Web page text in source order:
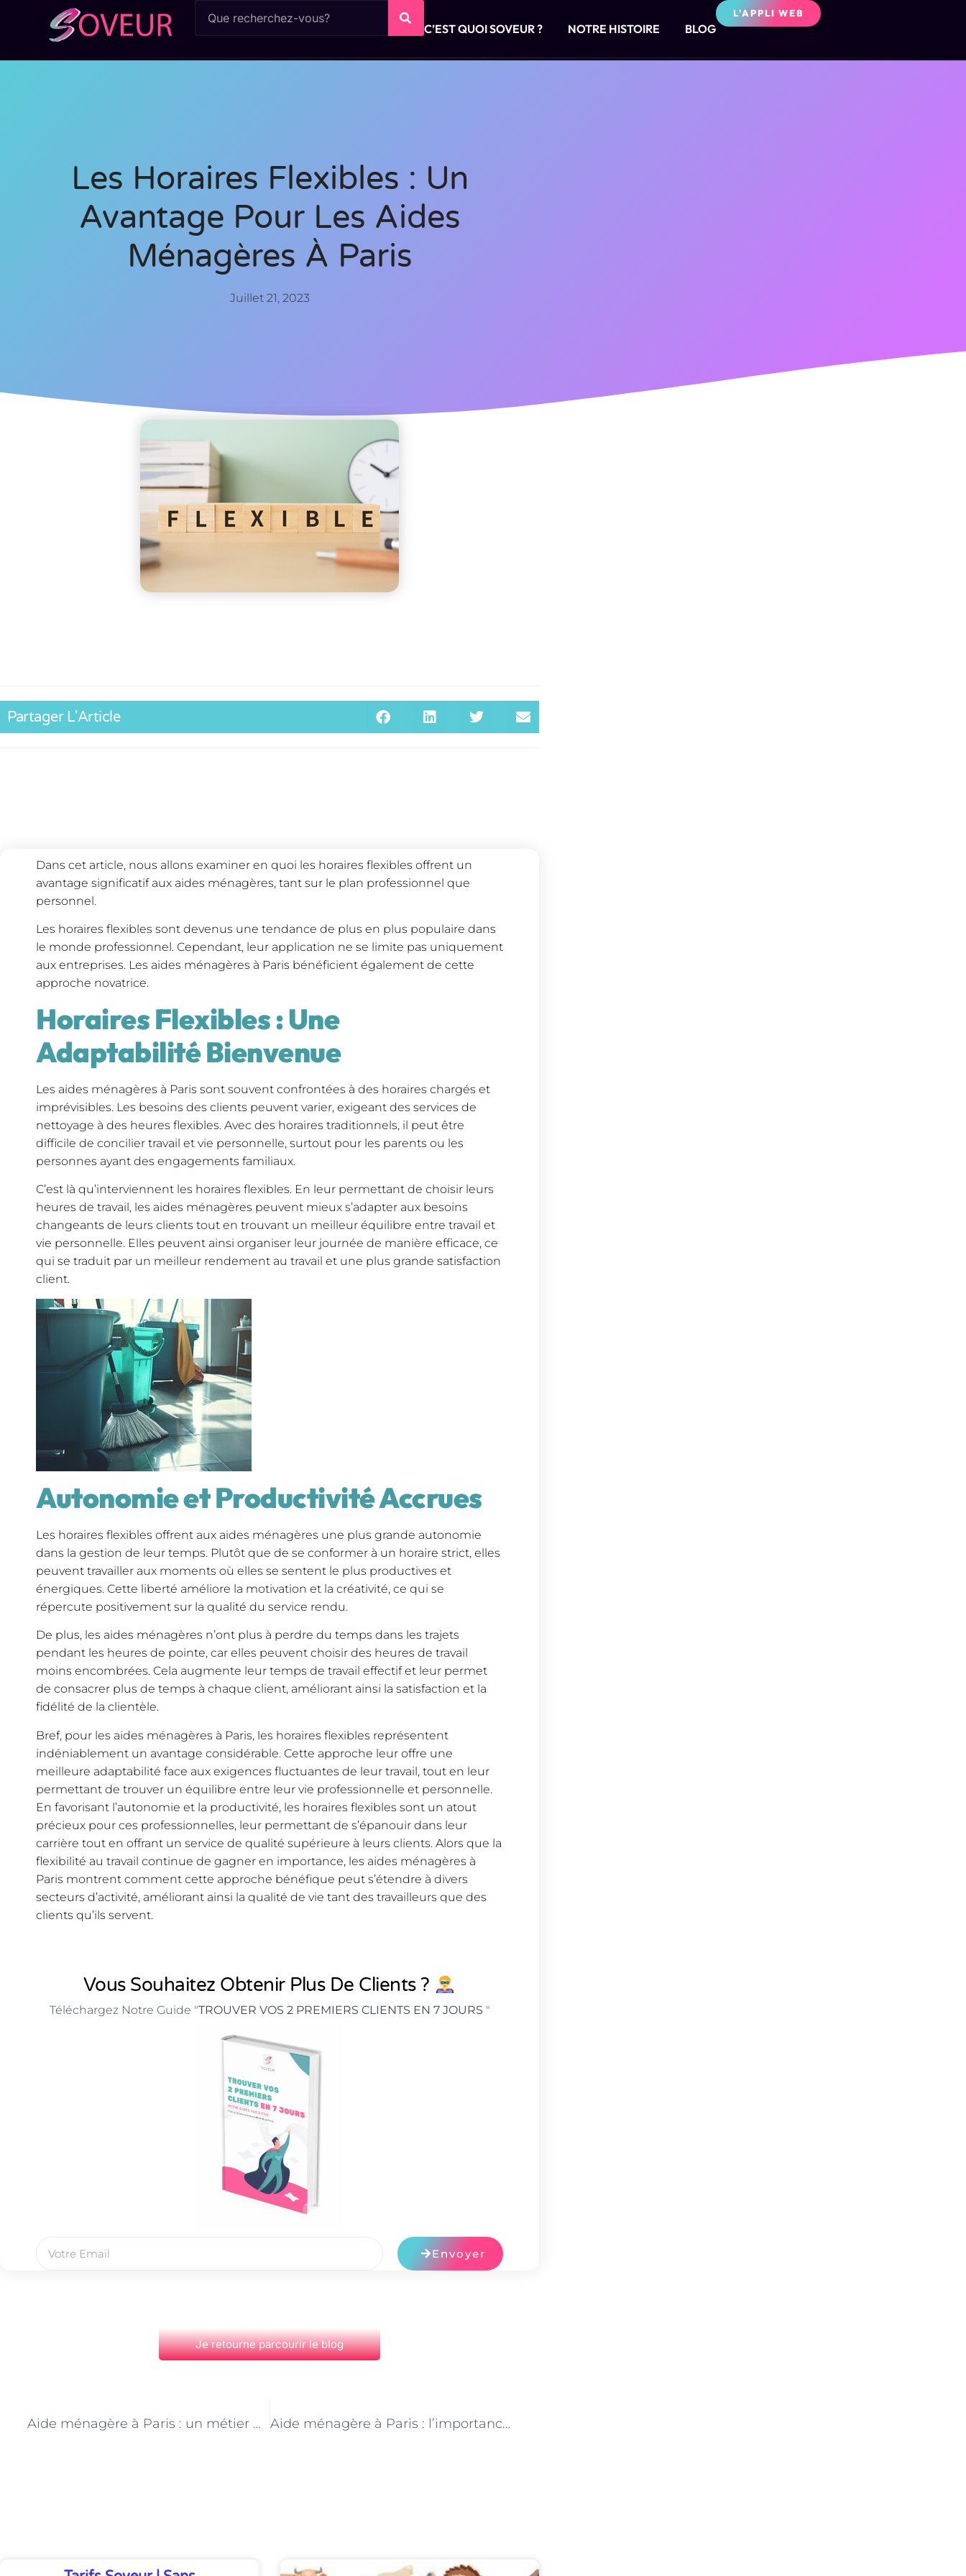
C’EST QUOI SOVEUR ? NOTRE HISTOIRE BLOG
L'APPLI WEB
Les Horaires Flexibles : Un
Avantage Pour Les Aides
Ménagères À Paris
Juillet 21, 2023
Partager L'Article
Dans cet article, nous allons examiner en quoi les horaires flexibles offrent un
avantage significatif aux aides ménagères, tant sur le plan professionnel que
personnel.
Les horaires flexibles sont devenus une tendance de plus en plus populaire dans
le monde professionnel. Cependant, leur application ne se limite pas uniquement
aux entreprises. Les aides ménagères à Paris bénéficient également de cette
approche novatrice.
Horaires Flexibles : Une
Adaptabilité Bienvenue
Les aides ménagères à Paris sont souvent confrontées à des horaires chargés et
imprévisibles. Les besoins des clients peuvent varier, exigeant des services de
nettoyage à des heures flexibles. Avec des horaires traditionnels, il peut être
difficile de concilier travail et vie personnelle, surtout pour les parents ou les
personnes ayant des engagements familiaux.
C’est là qu’interviennent les horaires flexibles. En leur permettant de choisir leurs
heures de travail, les aides ménagères peuvent mieux s’adapter aux besoins
changeants de leurs clients tout en trouvant un meilleur équilibre entre travail et
vie personnelle. Elles peuvent ainsi organiser leur journée de manière efficace, ce
qui se traduit par un meilleur rendement au travail et une plus grande satisfaction
client.
Autonomie et Productivité Accrues
Les horaires flexibles offrent aux aides ménagères une plus grande autonomie
dans la gestion de leur temps. Plutôt que de se conformer à un horaire strict, elles
peuvent travailler aux moments où elles se sentent le plus productives et
énergiques. Cette liberté améliore la motivation et la créativité, ce qui se
répercute positivement sur la qualité du service rendu.
De plus, les aides ménagères n’ont plus à perdre du temps dans les trajets
pendant les heures de pointe, car elles peuvent choisir des heures de travail
moins encombrées. Cela augmente leur temps de travail effectif et leur permet
de consacrer plus de temps à chaque client, améliorant ainsi la satisfaction et la
fidélité de la clientèle.
Bref, pour les aides ménagères à Paris, les horaires flexibles représentent
indéniablement un avantage considérable. Cette approche leur offre une
meilleure adaptabilité face aux exigences fluctuantes de leur travail, tout en leur
permettant de trouver un équilibre entre leur vie professionnelle et personnelle.
En favorisant l’autonomie et la productivité, les horaires flexibles sont un atout
précieux pour ces professionnelles, leur permettant de s’épanouir dans leur
carrière tout en offrant un service de qualité supérieure à leurs clients. Alors que la
flexibilité au travail continue de gagner en importance, les aides ménagères à
Paris montrent comment cette approche bénéfique peut s’étendre à divers
secteurs d’activité, améliorant ainsi la qualité de vie tant des travailleurs que des
clients qu’ils servent.
Vous Souhaitez Obtenir Plus De Clients ?
Téléchargez Notre Guide "TROUVER VOS 2 PREMIERS CLIENTS EN 7 JOURS "
Envoyer
Je retourne parcourir le blog
Aide ménagère à Paris : un métier qui contribue à la préservation de l’environnement Aide ménagère à Paris : l’importance de la communication avec les clients